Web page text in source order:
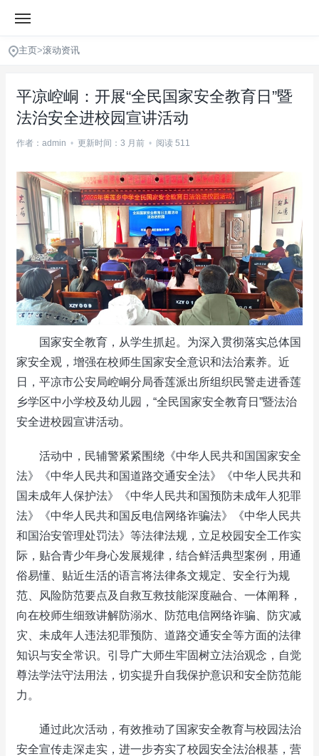
主页>滚动资讯
平凉崆峒：开展“全民国家安全教育日”暨
法治安全进校园宣讲活动
作者：admin • 更新时间：3 月前 • 阅读 511
国家安全教育，从学生抓起。为深入贯彻落实总体国
家安全观，增强在校师生国家安全意识和法治素养。近
日，平凉市公安局崆峒分局香莲派出所组织民警走进香莲
乡学区中小学校及幼儿园，“全民国家安全教育日”暨法治
安全进校园宣讲活动。
活动中，民辅警紧紧围绕《中华人民共和国国家安全
法》《中华人民共和国道路交通安全法》《中华人民共和
国未成年人保护法》《中华人民共和国预防未成年人犯罪
法》《中华人民共和国反电信网络诈骗法》《中华人民共
和国治安管理处罚法》等法律法规，立足校园安全工作实
际，贴合青少年身心发展规律，结合鲜活典型案例，用通
俗易懂、贴近生活的语言将法律条文规定、安全行为规
范、风险防范要点及自救互救技能深度融合、一体阐释，
向在校师生细致讲解防溺水、防范电信网络诈骗、防灾减
灾、未成年人违法犯罪预防、道路交通安全等方面的法律
知识与安全常识。引导广大师生牢固树立法治观念，自觉
尊法学法守法用法，切实提升自我保护意识和安全防范能
力。
通过此次活动，有效推动了国家安全教育与校园法治
安全宣传走深走实，进一步夯实了校园安全法治根基，营